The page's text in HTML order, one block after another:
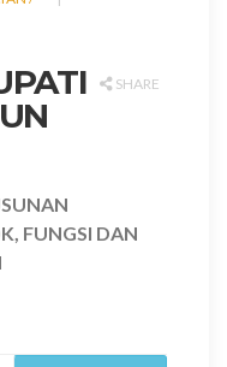
SHARE
FUNGSI DAN